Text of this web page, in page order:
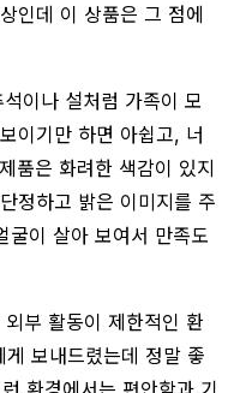
인데 이 상품은 그 점에
이나 설처럼 가족이 모
이기만 하면 아쉽고, 너
품은 화려한 색감이 있지
정하고 밝은 이미지를 주
굴이 살아 보여서 만족도
부 활동이 제한적인 환
보내드렸는데 정말 좋